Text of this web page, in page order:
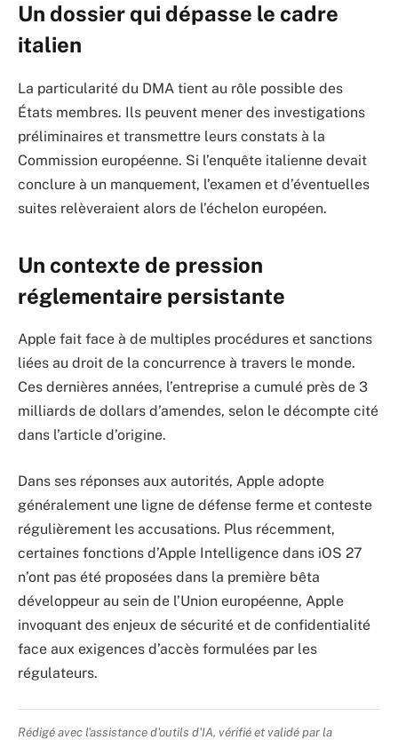
Un dossier qui dépasse le cadre
italien
La particularité du DMA tient au rôle possible des
États membres. Ils peuvent mener des investigations
préliminaires et transmettre leurs constats à la
Commission européenne. Si l’enquête italienne devait
conclure à un manquement, l’examen et d’éventuelles
suites relèveraient alors de l’échelon européen.
Un contexte de pression
réglementaire persistante
Apple fait face à de multiples procédures et sanctions
liées au droit de la concurrence à travers le monde.
Ces dernières années, l’entreprise a cumulé près de 3
milliards de dollars d’amendes, selon le décompte cité
dans l’article d’origine.
Dans ses réponses aux autorités, Apple adopte
généralement une ligne de défense ferme et conteste
régulièrement les accusations. Plus récemment,
certaines fonctions d’Apple Intelligence dans iOS 27
n’ont pas été proposées dans la première bêta
développeur au sein de l’Union européenne, Apple
invoquant des enjeux de sécurité et de confidentialité
face aux exigences d’accès formulées par les
régulateurs.
Rédigé avec l'assistance d'outils d'IA, vérifié et validé par la